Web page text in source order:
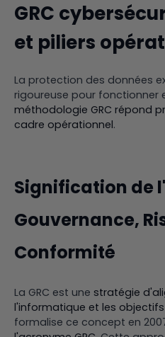
GRC
et piliers
La protection des données
rigoureuse pour fonctionner
méthodologie GRC répond
cadre opérationnel.
Signification de
Gouvernance,
Conformité
La GRC est une stratégie
l'informatique et les
formalise ce concept en